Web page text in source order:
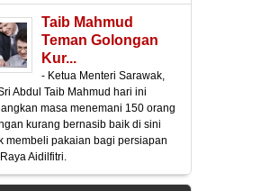
Taib Mahmud
Teman Golongan
Kur...
- Ketua Menteri Sarawak,
Abdul Taib Mahmud hari ini
masa menemani 150 orang
kurang bernasib baik di sini
membeli pakaian bagi persiapan
Aidilfitri.